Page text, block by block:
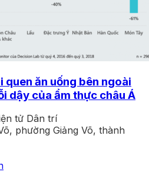
ăn uống bên ngoài
dậy của ẩm thực châu Á
tử Dân trí
phường Giảng Võ, thành